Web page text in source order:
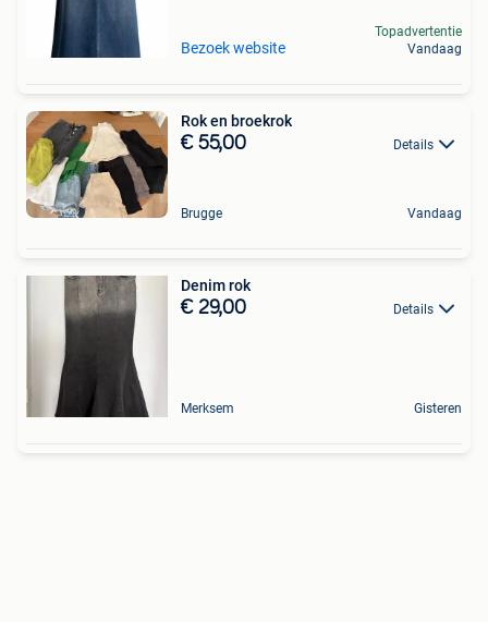
Bezoek website
Topadvertentie
Vandaag
Rok en broekrok
€ 55,00 Details
Brugge Vandaag
Denim rok
€ 29,00 Details
Merksem Gisteren